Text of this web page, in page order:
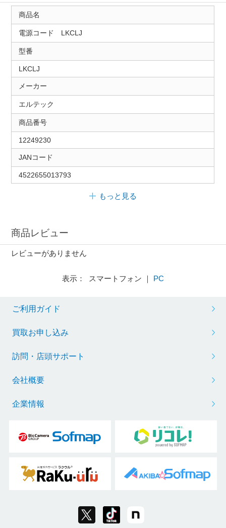
商品名
電源コード LKCLJ
型番
LKCLJ
メーカー
エルテック
商品番号
12249230
JANコード
4522655013793
もっと見る
商品レビュー
レビューがありません
表示： スマートフォン ｜ PC
ご利用ガイド
買取お申し込み
訪問・店頭サポート
会社概要
企業情報